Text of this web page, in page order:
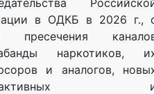
в ОДКБ в 2026 г.,
пресечения
наркотиков,
и аналогов,